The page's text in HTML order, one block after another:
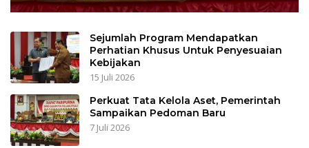
Sejumlah Program Mendapatkan
Perhatian Khusus Untuk Penyesuaian
Kebijakan
15 Juli 2026
Perkuat Tata Kelola Aset, Pemerintah
Sampaikan Pedoman Baru
7 Juli 2026